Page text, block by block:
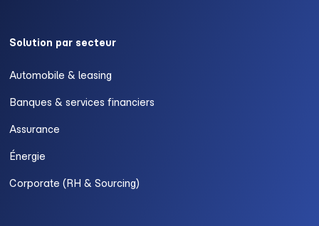
Solution par secteur
Automobile & leasing
Banques & services financiers
Assurance
Énergie
Corporate (RH & Sourcing)